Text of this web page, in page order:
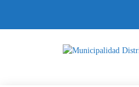
contenido